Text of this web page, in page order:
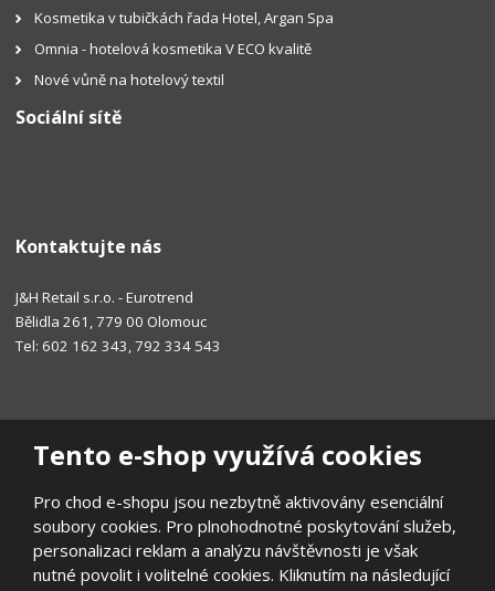
Tento e-shop využívá cookies
Pro chod e-shopu jsou nezbytně aktivovány esenciální
soubory cookies. Pro plnohodnotné poskytování služeb,
personalizaci reklam a analýzu návštěvnosti je však
nutné povolit i volitelné cookies. Kliknutím na následující
Kosmetika v tubičkách řada Hotel, Argan Spa
Omnia - hotelová kosmetika V ECO kvalitě
Nové vůně na hotelový textil
Sociální sítě
Kontaktujte nás
J&H Retail s.r.o. - Eurotrend
Bělidla 261, 779 00 Olomouc
Tel: 602 162 343, 792 334 543